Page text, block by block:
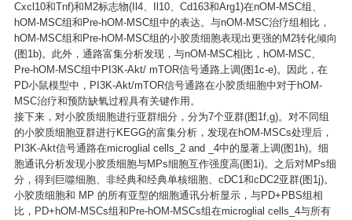
Cxcl10和Tnf)和M2标志物(Il4、Il10、Cd163和Arg1)在nOM-MSC组、
hOM-MSC组和Pre-hOM-MSC组中的表达。与nOM-MSC治疗组相比，
hOM-MSC组和Pre-hOM-MSC组的小胶质细胞表现出更强的M2转化倾向
(图1b)。此外，通路富集分析发现，与nOM-MSC相比，hOM-MSC、
Pre-hOM-MSC组中PI3K-Akt/ mTOR信号通路上调(图1c-e)。因此，在
PD小鼠模型中，PI3K-Akt/mTOR信号通路在小胶质细胞中对于hOM-
MSC治疗和预防缺氧过程具有关键作用。
接下来，对小胶质细胞进行亚群细分，分为7个亚群(图1f,g)。对不同组
的小胶质细胞亚群进行KEGG的富集分析，发现在hOM-MSCs处理后，
PI3K-Akt信号通路在microglial cells_2 and _4中的显著上调(图1h)。细
胞通讯分析发现小胶质细胞与MPs细胞互作强度高(图1i)。之后对MPs细
分，得到巨噬细胞、非经典和经典单核细胞、cDC1和cDC2亚群(图1j)。
小胶质细胞和 MP 的所有亚型的细胞通讯分析显示，与PD+PBS组相
比，PD+hOM-MSCs组和Pre-hOM-MSCs组在microglial cells_4与所有